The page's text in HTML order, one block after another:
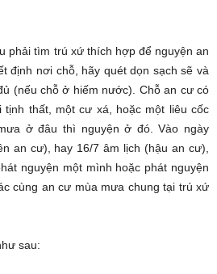
phải tìm trú xứ thích hợp để nguyện an
định nơi chỗ, hãy quét dọn sạch sẽ và
(nếu chỗ ở hiếm nước). Chỗ an cư có
tịnh thất, một cư xá, hoặc một liêu cốc
ở đâu thì nguyện ở đó. Vào ngày
an cư), hay 16/7 âm lịch (hậu an cư),
nguyện một mình hoặc phát nguyện
cùng an cư mùa mưa chung tại trú xứ
sau: